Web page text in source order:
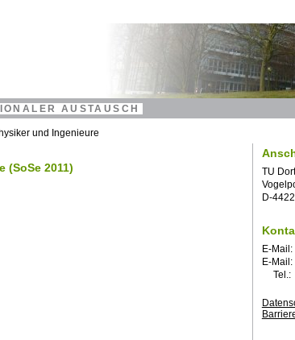
AUSTAUSCH
und Ingenieure
TU
D-
E-Mail:
E-Mail:
Tel.:
(SoSe 2011)